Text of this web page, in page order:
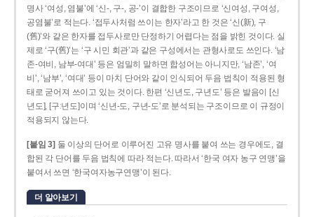
명사 ‘여성, 염불’에 ‘신-, 구-, 공-’이 결합한 구조이므로 ‘신여성, 구여성,
공염불’로 적는다. ‘접두사처럼 쓰이는 한자’라고 한 것은 ‘신(新), 구
(舊)’와 같은 한자를 접두사로만 단정하기 어렵다는 점을 밝힌 것이다. 실
제로 ‘구(舊)’는 ‘구 시민 회관’과 같은 구성에서는 관형사로도 쓰인다. ‘남
존­-여비, 남부-­여대’ 등은 엄밀히 말하면 합성어는 아니지만, ‘남존’, ‘여
비’, ‘남부’, ‘여대’ 등이 마치 단어와 같이 인식되어 두음 법칙이 적용된 형
태로 굳어져 쓰이고 있는 것이다. 한편 ‘신년도, 구년도’ 등은 발음이 [신
년도], [구ː년도]이며 ‘신년­-도, 구년-­도’로 분석되는 구조이므로 이 규정이
적용되지 않는다.
[붙임 3] 둘 이상의 단어로 이루어진 고유 명사를 붙여 쓰는 경우에도, 결
합된 각 단어를 두음 법칙에 따라 적는다. 따라서 ‘한국 여자 농구 연맹’을
붙여서 쓰면 ‘한국여자농구연맹’이 된다.
더 알아보기